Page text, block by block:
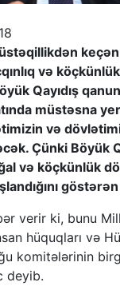
və
Qayıdış
müstəsna
və
Çünki Böyük
və köçkünlük
verir ki, bunu
hüquqları və
komitələrinin
deyib.